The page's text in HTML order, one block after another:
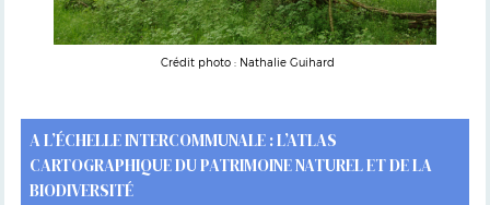
Crédit photo : Nathalie Guihard
A L’ÉCHELLE INTERCOMMUNALE : L’ATLAS
CARTOGRAPHIQUE DU PATRIMOINE NATUREL ET DE LA
BIODIVERSITÉ